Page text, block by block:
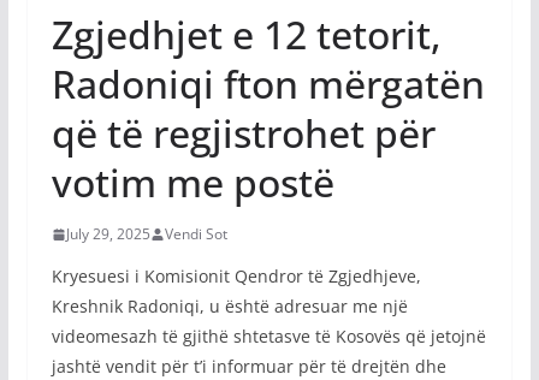
Zgjedhjet e 12 tetorit,
Radoniqi fton mërgatën
që të regjistrohet për
votim me postë
July 29, 2025 Vendi Sot
Kryesuesi i Komisionit Qendror të Zgjedhjeve,
Kreshnik Radoniqi, u është adresuar me një
videomesazh të gjithë shtetasve të Kosovës që jetojnë
jashtë vendit për t’i informuar për të drejtën dhe